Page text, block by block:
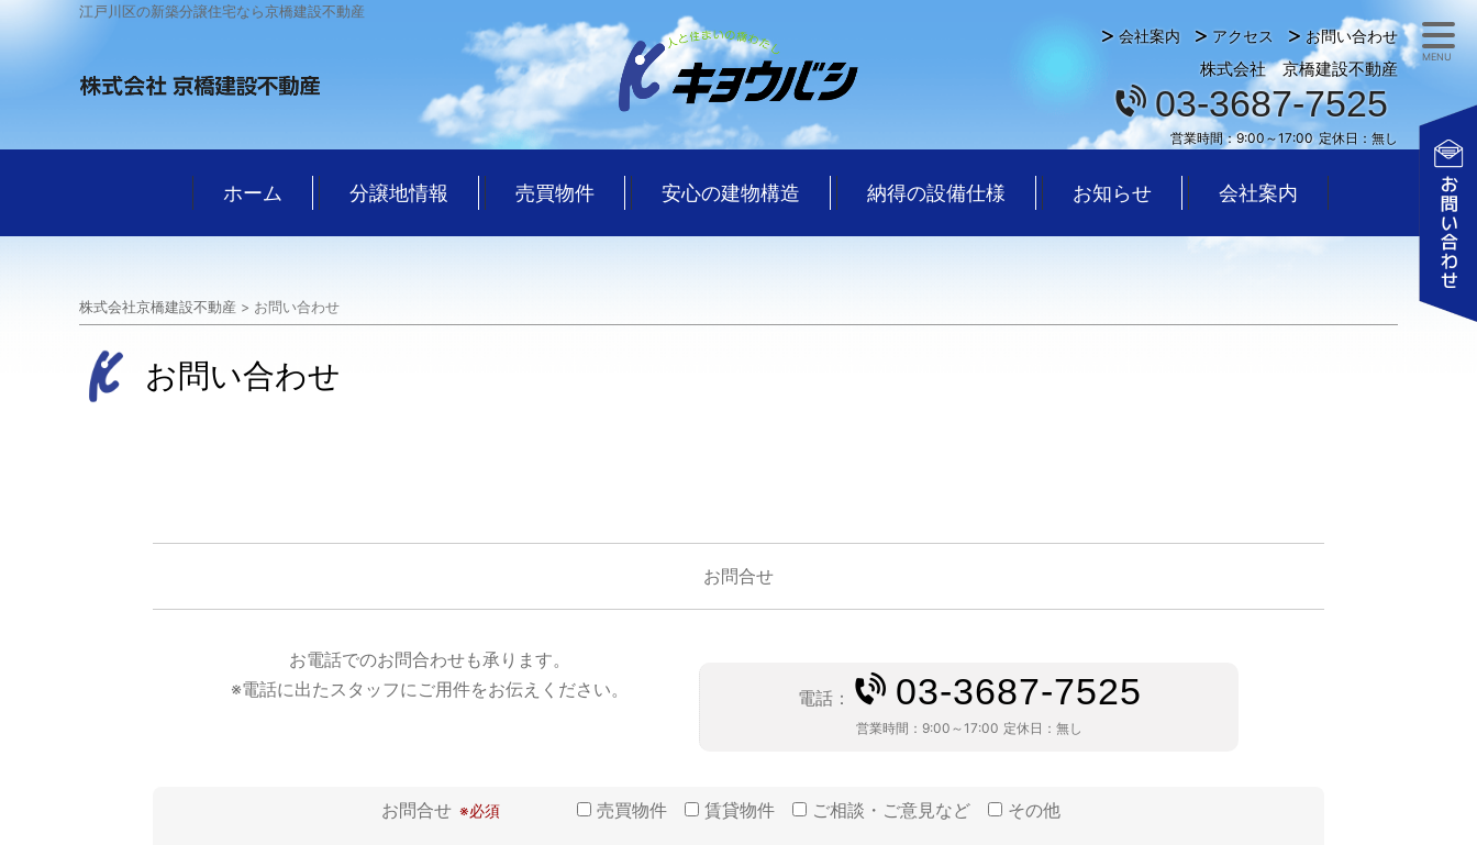
江戸川区の新築分譲住宅なら京橋建設不動産
会社案内
アクセス お問い合わせ
株式会社 京橋建設不動産
03-3687-7525
営業時間：9:00～17:00 定休日： 無し
ホーム 分譲地情報 売買物件 安心の建物構造 納得の設備仕様 お知らせ 会社案内
株式会社京橋建設不動産 > お問い合わせ
お問い合わせ
お問合せ
お電話でのお問合わせも承ります。
※電話に出たスタッフにご用件をお伝えください。
電話： 03-3687-7525
営業時間： 9:00～17:00 定休日：無し
お問合せ 売買物件 賃貸物件 ご相談・ご意見など その他
MENU